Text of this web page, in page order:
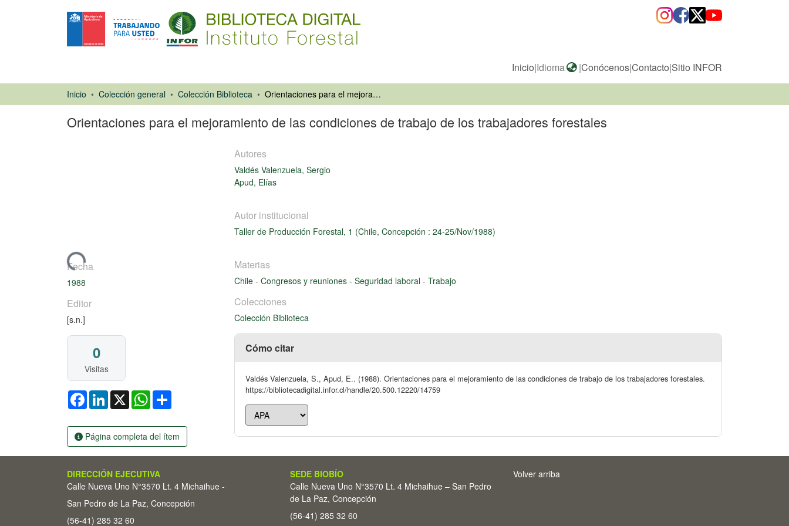
Inicio|Idioma |Conócenos|Contacto|Sitio INFOR
Inicio Colección general Colección Biblioteca Orientaciones para el mejoramiento de las condiciones de trabajo de los trabajadores forestales
Orientaciones para el mejoramiento de las condiciones de trabajo de los trabajadores forestales
Cargando...
Fecha
1988
Editor
[s.n.]
0
Visitas
FacebookLinkedIn
X WhatsApp
Página completa del ítem
Autores
Valdés Valenzuela, Sergio
Apud, Elías
Autor institucional
Taller de Producción Forestal, 1 (Chile, Concepción : 24-25/Nov/1988)
Materias
Chile - Congresos y reuniones - Seguridad laboral - Trabajo
Colecciones
Colección Biblioteca
Cómo citar
Valdés Valenzuela, S., Apud, E.. (1988). Orientaciones para el mejoramiento de las condiciones de trabajo de los trabajadores forestales.
https://bibliotecadigital.infor.cl/handle/20.500.12220/14759
DIRECCIÓN EJECUTIVA
Calle Nueva Uno N°3570 Lt. 4 Michaihue -
San Pedro de La Paz, Concepción
(56-41) 285 32 60
SEDE BIOBÍO
Calle Nueva Uno N°3570 Lt. 4 Michaihue – San Pedro
de La Paz, Concepción
(56-41) 285 32 60
Volver arriba